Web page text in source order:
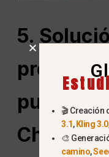
5.
puedo🎬 Creación
3.1,Kling 3.0
🎨
camino,